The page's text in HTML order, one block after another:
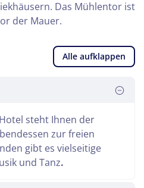
Das Mühlentor ist
der Mauer.
Alle aufklappen
steht Ihnen der
zur freien
gibt es vielseitige
und Tanz.